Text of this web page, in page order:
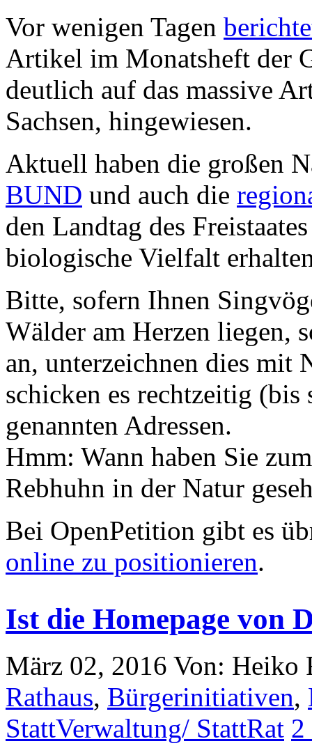
Vor wenigen Tagen
Artikel im Monatsheft der
deutlich auf das massive
Sachsen, hingewiesen.
Aktuell haben die großen
BUND und auch die
den Landtag des
biologische Vielfalt
Bitte, sofern Ihnen
Wälder am Herzen liegen,
an, unterzeichnen dies mit
schicken es rechtzeitig (bis
genannten Adressen.
Hmm: Wann haben Sie
Rebhuhn in der Natur
Bei OpenPetition gibt es
online zu positionieren.
Ist die Homepage von
März 02, 2016 Von: Heiko
Rathaus, Bürgerinitiativen,
StattVerwaltung/ StattRat